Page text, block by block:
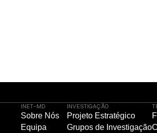
INET-MD
Sobre Nós
Equipa
INVESTIGAÇÃO
Projeto Estratégico
Grupos de Investigação